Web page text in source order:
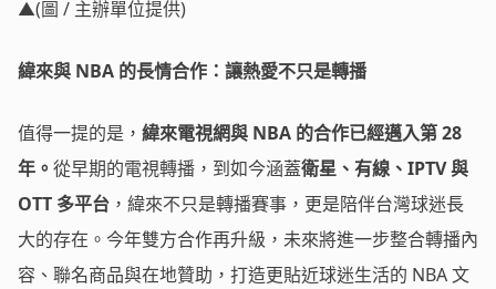
▲(圖 / 主辦單位提供)
緯來與 NBA 的長情合作：讓熱愛不只是轉播
值得一提的是， 緯來電視網與 NBA 的合作已經邁入第 28
年。 從早期的電視轉播，到如今涵蓋衛星、有線、IPTV 與
OTT 多平台 ，緯來不只是轉播賽事，更是陪伴台灣球迷長
大的存在。今年雙方合作再升級，未來將進一步整合轉播內
容、聯名商品與在地贊助，打造更貼近球迷生活的 NBA 文